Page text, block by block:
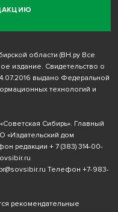
области (ВН.ру Все
издание. Свидетельство о
выдано Федеральной
технологий и
Сибирь». Главный
«Издательский дом
редакции + 7 (383) 314-00-
pr@sovsibir.ru Телефон +7-983-
рекомендательные